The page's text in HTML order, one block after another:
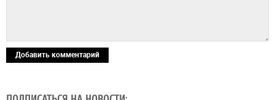
Добавить комментарий